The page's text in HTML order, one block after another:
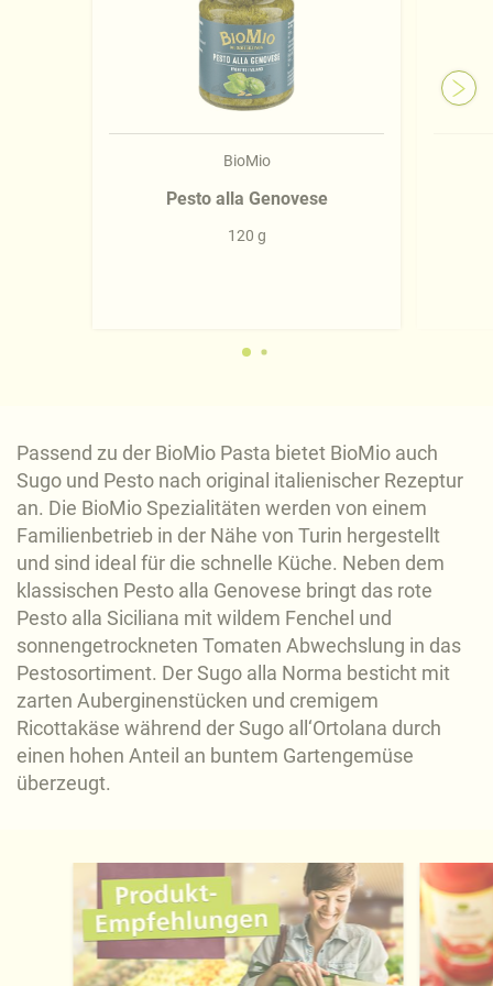
BioMio
Pesto alla Genovese
120 g
Passend zu der BioMio Pasta bietet BioMio auch
Sugo und Pesto nach original italienischer Rezeptur
an. Die BioMio Spezialitäten werden von einem
Familienbetrieb in der Nähe von Turin hergestellt
und sind ideal für die schnelle Küche. Neben dem
klassischen Pesto alla Genovese bringt das rote
Pesto alla Siciliana mit wildem Fenchel und
sonnengetrockneten Tomaten Abwechslung in das
Pestosortiment. Der Sugo alla Norma besticht mit
zarten Auberginenstücken und cremigem
Ricottakäse während der Sugo all‘Ortolana durch
einen hohen Anteil an buntem Gartengemüse
überzeugt.